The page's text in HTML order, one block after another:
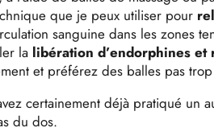
que je peux utiliser pour
sanguine dans les zones
la libération d’endorphines
et préférez des balles pas
certainement déjà pratiqué un
du dos.